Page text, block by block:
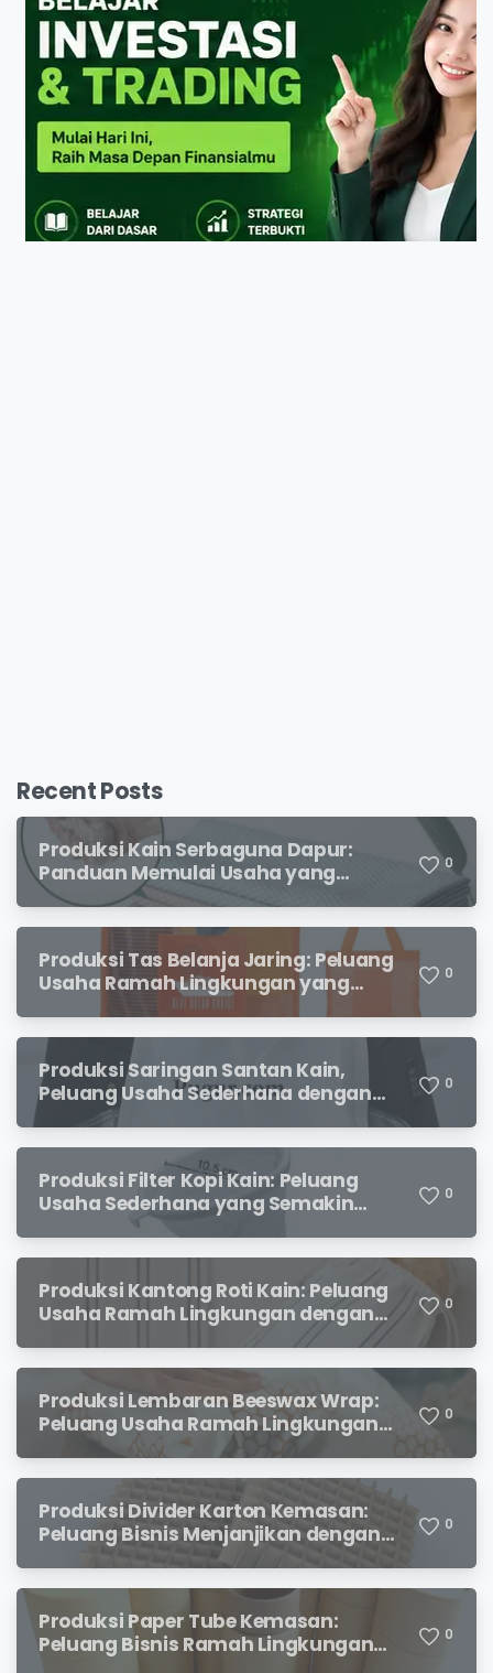
Recent Posts
Produksi Kain Serbaguna Dapur:
Panduan Memulai Usaha yang
Menjanjikan untuk Pebisnis Pemula
0
Produksi Tas Belanja Jaring: Peluang
Usaha Ramah Lingkungan yang
0
Produksi Saringan Santan Kain,
Peluang Usaha Sederhana dengan
Permintaan yang Terus Meningkat
0
Produksi Filter Kopi Kain: Peluang
Usaha Sederhana yang Semakin
Diminati Pecinta Kopi
0
Produksi Kantong Roti Kain: Peluang
Usaha Ramah Lingkungan dengan
0
Produksi Lembaran Beeswax Wrap:
Peluang Usaha Ramah Lingkungan
yang Menjanjikan
0
Produksi Divider Karton Kemasan:
Peluang Bisnis Menjanjikan dengan
Permintaan yang Terus Meningkat
0
Produksi Paper Tube Kemasan:
Peluang Bisnis Ramah Lingkungan
0